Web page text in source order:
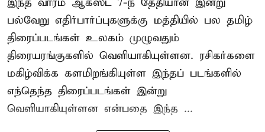
இந்த வாரம் ஆகஸ்ட் 7-ந் தேதியான இன்று
பல்வேறு எதிர்பார்ப்புகளுக்கு மத்தியில் பல தமிழ்
திரைப்படங்கள் உலகம் முழுவதும்
திரையரங்குகளில் வெளியாகியுள்ளன. ரசிகர்களை
மகிழ்விக்க களமிறங்கியுள்ள இந்தப் படங்களில்
எந்தெந்த திரைப்படங்கள் இன்று
வெளியாகியுள்ளன என்பதை இந்த ...